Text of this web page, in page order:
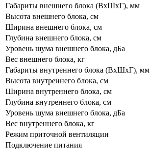
Габариты внешнего блока (ВхШхГ), мм
Высота внешнего блока, см
Ширина внешнего блока, см
Глубина внешнего блока, см
Уровень шума внешнего блока, дБа
Вес внешнего блока, кг
Габариты внутреннего блока (ВхШхГ), мм
Высота внутреннего блока, см
Ширина внутреннего блока, см
Глубина внутреннего блока, см
Уровень шума внешнего блока, дБа
Вес внутреннего блока, кг
Режим приточной вентиляции
Подключение питания